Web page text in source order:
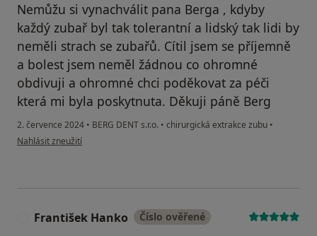
Nemůžu si vynachválit pana Berga , kdyby
každý zubař byl tak tolerantní a lidský tak lidi by
neměli strach se zubařů. Cítil jsem se příjemně
a bolest jsem neměl žádnou co ohromné
obdivuji a ohromné chci poděkovat za péči
která mi byla poskytnuta. Děkuji páně Berg
2. července 2024 • BERG DENT s.r.o. • chirurgická extrakce zubu •
podle názoru uživatele Dušan Dzuričko
Nahlásit zneužití
František Hanko Číslo ověřené